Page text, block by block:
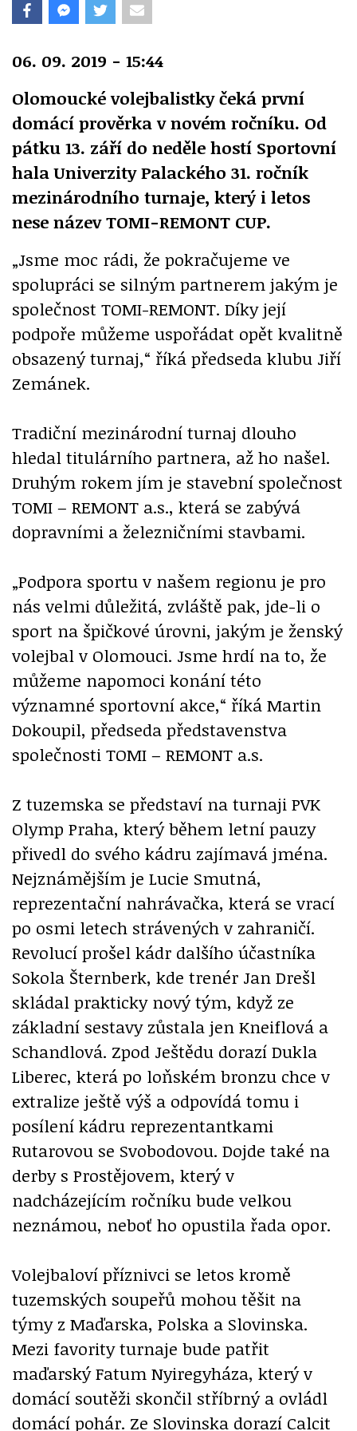
06. 09. 2019 - 15:44
Olomoucké volejbalistky čeká první
domácí prověrka v novém ročníku. Od
pátku 13. září do neděle hostí Sportovní
hala Univerzity Palackého 31. ročník
mezinárodního turnaje, který i letos
nese název TOMI-REMONT CUP.
„Jsme moc rádi, že pokračujeme ve
spolupráci se silným partnerem jakým je
společnost TOMI-REMONT. Díky její
podpoře můžeme uspořádat opět kvalitně
obsazený turnaj,“ říká předseda klubu Jiří
Zemánek.
Tradiční mezinárodní turnaj dlouho
hledal titulárního partnera, až ho našel.
Druhým rokem jím je stavební společnost
TOMI – REMONT a.s., která se zabývá
dopravními a železničními stavbami.
„Podpora sportu v našem regionu je pro
nás velmi důležitá, zvláště pak, jde-li o
sport na špičkové úrovni, jakým je ženský
volejbal v Olomouci. Jsme hrdí na to, že
můžeme napomoci konání této
významné sportovní akce,“ říká Martin
Dokoupil, předseda představenstva
společnosti TOMI – REMONT a.s.
Z tuzemska se představí na turnaji PVK
Olymp Praha, který během letní pauzy
přivedl do svého kádru zajímavá jména.
Nejznámějším je Lucie Smutná,
reprezentační nahrávačka, která se vrací
po osmi letech strávených v zahraničí.
Revolucí prošel kádr dalšího účastníka
Sokola Šternberk, kde trenér Jan Drešl
skládal prakticky nový tým, když ze
základní sestavy zůstala jen Kneiflová a
Schandlová. Zpod Ještědu dorazí Dukla
Liberec, která po loňském bronzu chce v
extralize ještě výš a odpovídá tomu i
posílení kádru reprezentantkami
Rutarovou se Svobodovou. Dojde také na
derby s Prostějovem, který v
nadcházejícím ročníku bude velkou
neznámou, neboť ho opustila řada opor.
Volejbaloví příznivci se letos kromě
tuzemských soupeřů mohou těšit na
týmy z Maďarska, Polska a Slovinska.
Mezi favority turnaje bude patřit
maďarský Fatum Nyiregyháza, který v
domácí soutěži skončil stříbrný a ovládl
domácí pohár. Ze Slovinska dorazí Calcit